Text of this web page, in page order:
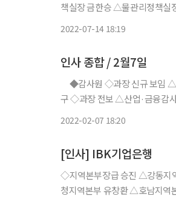
책실장 금한승 △물관리정책
2022-07-14 18:19
인사 종합 / 2월7일
◆감사원 ◇과장 신규 보임 △
구 ◇과장 전보 △산업·금융감
2022-02-07 18:20
[인사] IBK기업은행
◇지역본부장급 승진 △강동지
청지역본부 유창환 △호남지